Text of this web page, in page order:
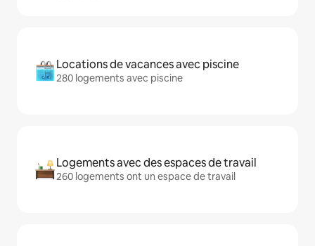
Locations de vacances avec piscine
280 logements avec piscine
Logements avec des espaces de travail
260 logements ont un espace de travail